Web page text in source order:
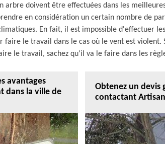
arbre doivent être effectuées dans les
en considération un certain nombre de
En fait, il est impossible d'effectuer
le travail dans le cas où le vent est violent.
le travail, sachez qu'il va le faire dans les
avantages
dans la ville de
Obtenez un devis
contactant